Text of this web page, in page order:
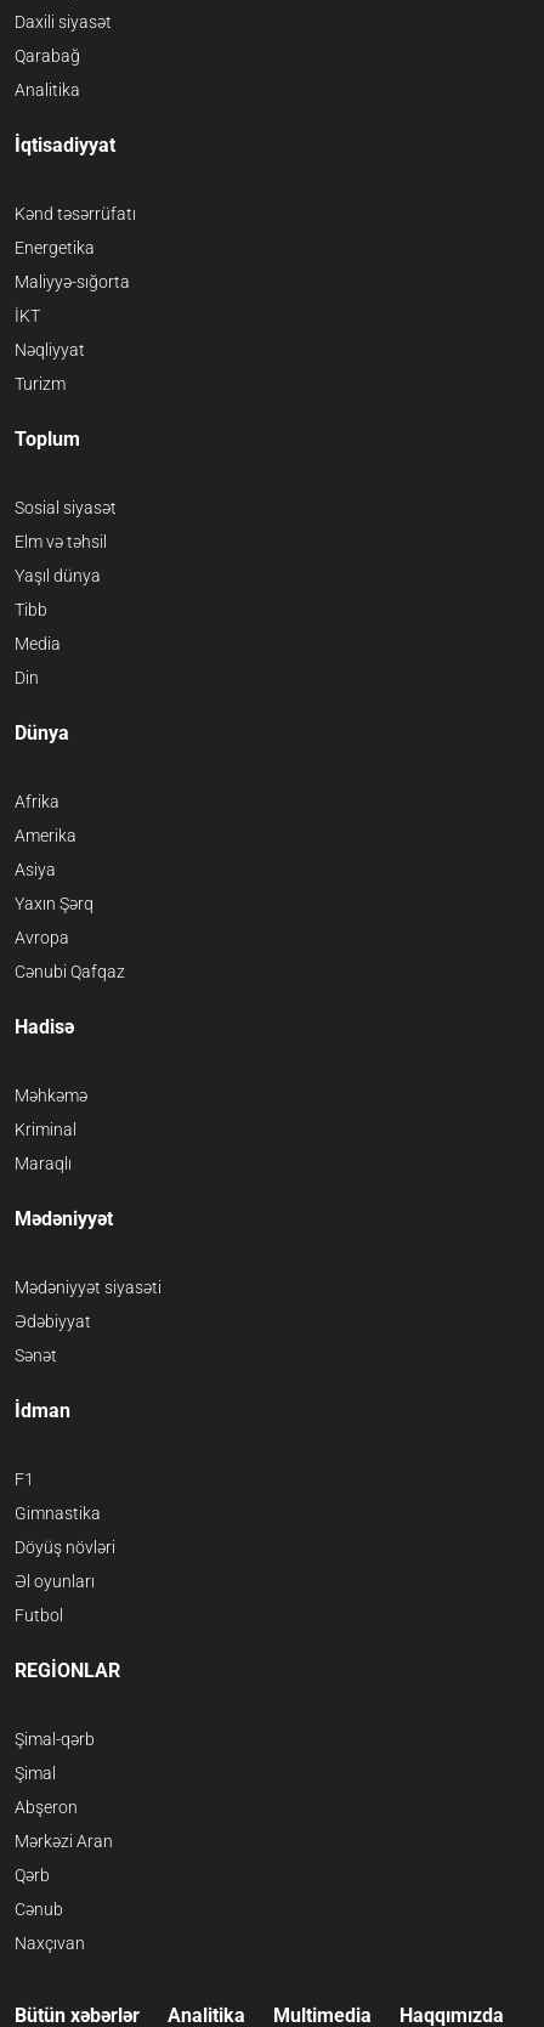
Daxili siyasət
Qarabağ
Analitika
İqtisadiyyat
Kənd təsərrüfatı
Energetika
Maliyyə-sığorta
İKT
Nəqliyyat
Turizm
Toplum
Sosial siyasət
Elm və təhsil
Yaşıl dünya
Tibb
Media
Din
Dünya
Afrika
Amerika
Asiya
Yaxın Şərq
Avropa
Cənubi Qafqaz
Hadisə
Məhkəmə
Kriminal
Maraqlı
Mədəniyyət
Mədəniyyət siyasəti
Ədəbiyyat
Sənət
İdman
F1
Gimnastika
Döyüş növləri
Əl oyunları
Futbol
REGİONLAR
Şimal-qərb
Şimal
Abşeron
Mərkəzi Aran
Qərb
Cənub
Naxçıvan
Bütün xəbərlər Analitika Multimedia Haqqımızda